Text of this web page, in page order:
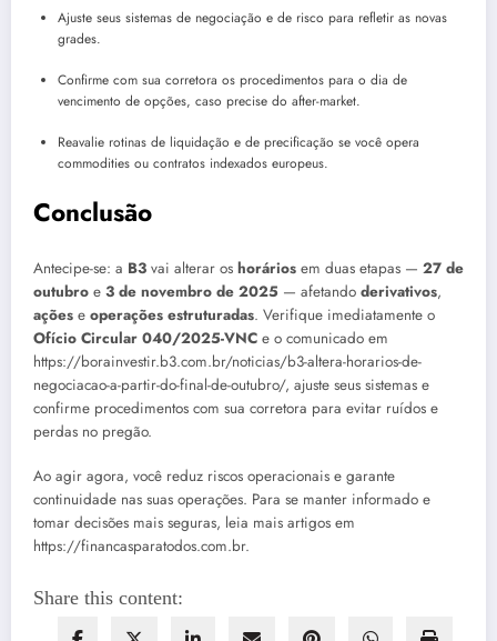
Ajuste seus sistemas de negociação e de risco para refletir as novas
grades.
Confirme com sua corretora os procedimentos para o dia de
vencimento de opções, caso precise do after-market.
Reavalie rotinas de liquidação e de precificação se você opera
commodities ou contratos indexados europeus.
Conclusão
Antecipe-se: a B3 vai alterar os horários em duas etapas — 27 de
outubro e 3 de novembro de 2025 — afetando derivativos,
ações e operações estruturadas. Verifique imediatamente o
Ofício Circular 040/2025-VNC e o comunicado em
https://borainvestir.b3.com.br/noticias/b3-altera-horarios-de-
negociacao-a-partir-do-final-de-outubro/, ajuste seus sistemas e
confirme procedimentos com sua corretora para evitar ruídos e
perdas no pregão.
Ao agir agora, você reduz riscos operacionais e garante
continuidade nas suas operações. Para se manter informado e
tomar decisões mais seguras, leia mais artigos em
https://financasparatodos.com.br.
Share this content: